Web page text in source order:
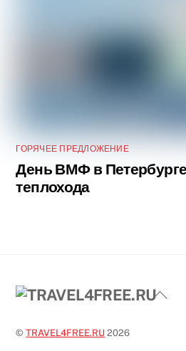
ГОРЯЧЕЕ ПРЕДЛОЖЕНИЕ
День ВМФ в
теплохода
Back
©TRAVEL4FREE.RU 2026